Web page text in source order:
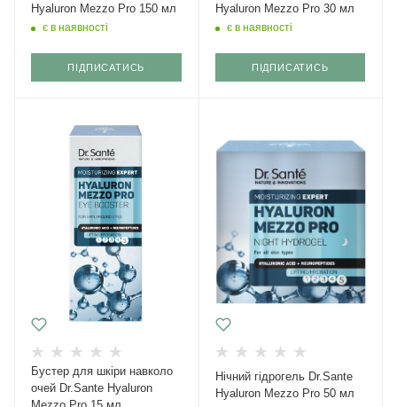
Hyaluron Mezzo Pro 150 мл
є в наявності
ПІДПИСАТИСЬ
Hyaluron Mezzo Pro 30 мл
є в наявності
ПІДПИСАТИСЬ
Бустер для шкіри навколо
очей Dr.Sante Hyaluron
Нічний гідрогель Dr.Sante
Hyaluron Mezzo Pro 50 мл